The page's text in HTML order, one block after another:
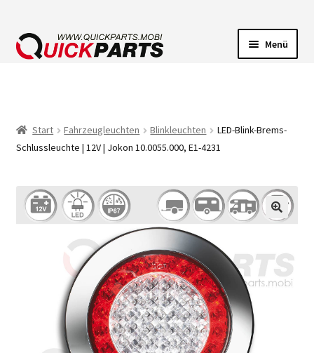
Menü
FÖRDERPUMPEN
HUPEN
Start Fahrzeugleuchten Blinkleuchten
LED-Blink-Brems-
Schlussleuchte | 12V | Jokon 10.0055.000, E1-4231